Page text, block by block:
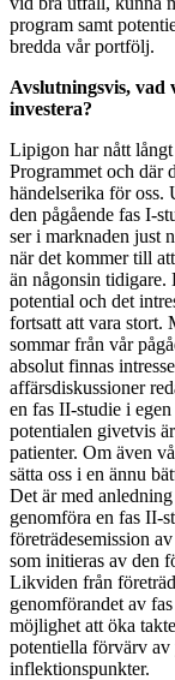
program samt
bredda vår portfölj.
Avslutningsvis, vad
investera?
Lipigon har nått
Programmet och där
händelserika för oss.
den pågående fas I-
ser i marknaden just
när det kommer till
än någonsin
potential och det
fortsatt att vara stort.
sommar från vår
absolut finnas
affärsdiskussioner
en fas II-studie i
potentialen givetvis
patienter. Om även
sätta oss i en ännu
Det är med
genomföra en fas II-
företrädesemission
som initieras av den
Likviden från
genomförandet av
möjlighet att öka
potentiella förvärv
inflektionspunkter.